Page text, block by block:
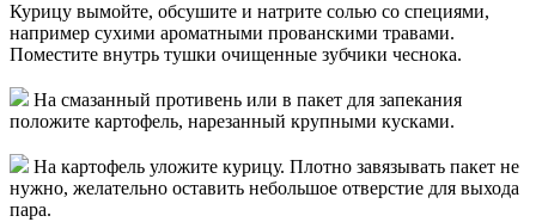
Курицу вымойте, обсушите и натрите солью со специями,
например сухими ароматными прованскими травами.
Поместите внутрь тушки очищенные зубчики чеснока.
На смазанный противень или в пакет для запекания
положите картофель, нарезанный крупными кусками.
На картофель уложите курицу. Плотно завязывать пакет не
нужно, желательно оставить небольшое отверстие для выхода
пара.